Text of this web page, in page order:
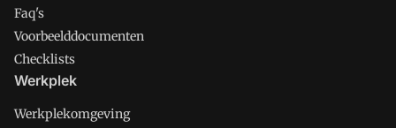
Faq's
Voorbeelddocumenten
Checklists
Werkplek
Werkplekomgeving